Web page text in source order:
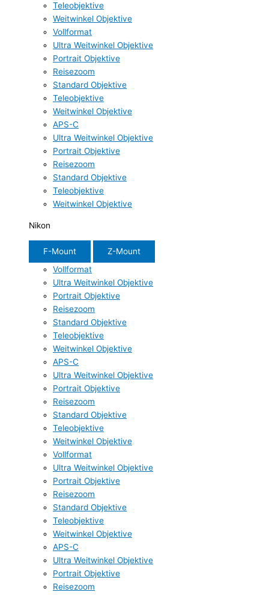
Teleobjektive
Weitwinkel Objektive
Vollformat
Ultra Weitwinkel Objektive
Portrait Objektive
Reisezoom
Standard Objektive
Teleobjektive
Weitwinkel Objektive
APS-C
Ultra Weitwinkel Objektive
Portrait Objektive
Reisezoom
Standard Objektive
Teleobjektive
Weitwinkel Objektive
Nikon
F-Mount
Z-Mount
Vollformat
Ultra Weitwinkel Objektive
Portrait Objektive
Reisezoom
Standard Objektive
Teleobjektive
Weitwinkel Objektive
APS-C
Ultra Weitwinkel Objektive
Portrait Objektive
Reisezoom
Standard Objektive
Teleobjektive
Weitwinkel Objektive
Vollformat
Ultra Weitwinkel Objektive
Portrait Objektive
Reisezoom
Standard Objektive
Teleobjektive
Weitwinkel Objektive
APS-C
Ultra Weitwinkel Objektive
Portrait Objektive
Reisezoom